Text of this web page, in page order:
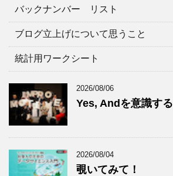
リ
バックナンバー リスト
ブログ立上げについて思うこと
統計用ワークシート
2026/08/06
Yes, Andを意識する
2026/08/04
覗いてみて！